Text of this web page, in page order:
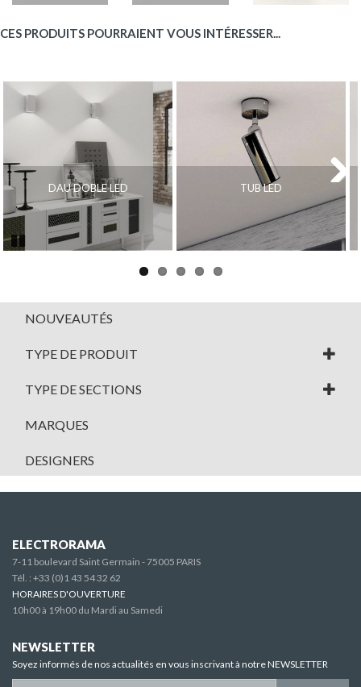
CES PRODUITS POURRAIENT VOUS INTÉRESSER...
DAU DOBLE LED TUB LED
Next
NOUVEAUTÉS
TYPE DE PRODUIT
TYPE DE SECTIONS
MARQUES
DESIGNERS
ELECTRORAMA
7-11 boulevard Saint Germain - 75005 PARIS
Tél. : +33 (0)1 43 54 32 62
HORAIRES D'OUVERTURE
10h00 à 19h00 du Mardi au Samedi
NEWSLETTER
Soyez informés de nos actualités en vous inscrivant à notre NEWSLETTER